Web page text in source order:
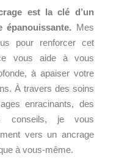
est la clé d’un
épanouissante. Mes
pour renforcer cet
vous aide à vous
à apaiser votre
À travers des soins
enracinants, des
conseils, je vous
vers un ancrage
à vous-même.